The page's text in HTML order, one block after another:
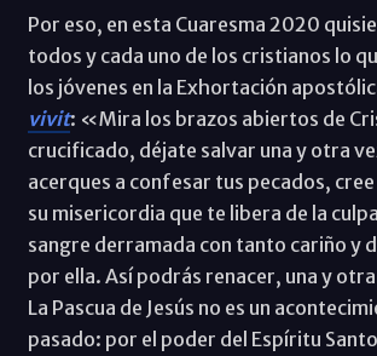
Por eso, en esta Cuaresma 2020
todos y cada uno de los cristianos lo
los jóvenes en la Exhortación
vivit: «Mira los brazos abiertos de
crucificado, déjate salvar una y otra
acerques a confesar tus pecados,
su misericordia que te libera de la
sangre derramada con tanto cariño y
por ella. Así podrás renacer, una y
La Pascua de Jesús no es un
pasado: por el poder del Espíritu